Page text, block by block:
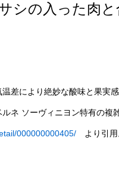
シの入った肉
温差により絶妙な酸味と果実
ネ ソーヴィニヨン特有の複
000000000405/ より引用